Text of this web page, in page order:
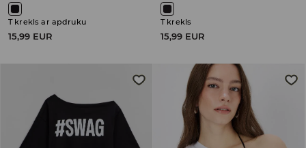
T krekls ar apdruku
15,99 EUR
T krekls
15,99 EUR